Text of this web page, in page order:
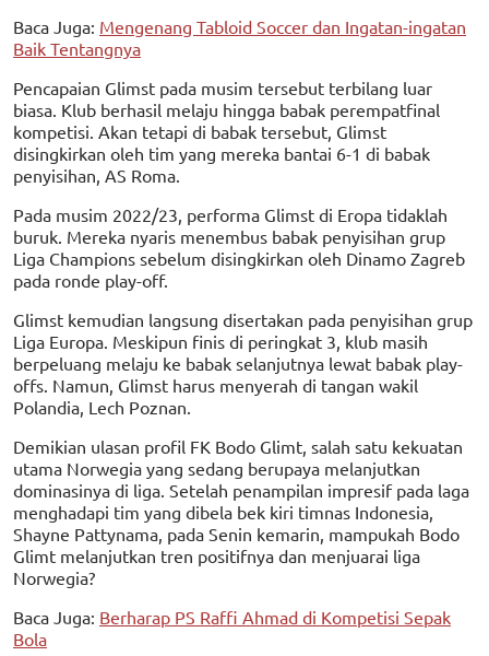
Baca Juga: Mengenang Tabloid Soccer dan Ingatan-ingatan
Baik Tentangnya
Pencapaian Glimst pada musim tersebut terbilang luar
biasa. Klub berhasil melaju hingga babak perempatfinal
kompetisi. Akan tetapi di babak tersebut, Glimst
disingkirkan oleh tim yang mereka bantai 6-1 di babak
penyisihan, AS Roma.
Pada musim 2022/23, performa Glimst di Eropa tidaklah
buruk. Mereka nyaris menembus babak penyisihan grup
Liga Champions sebelum disingkirkan oleh Dinamo Zagreb
pada ronde play-off.
Glimst kemudian langsung disertakan pada penyisihan grup
Liga Europa. Meskipun finis di peringkat 3, klub masih
berpeluang melaju ke babak selanjutnya lewat babak play-
offs. Namun, Glimst harus menyerah di tangan wakil
Polandia, Lech Poznan.
Demikian ulasan profil FK Bodo Glimt, salah satu kekuatan
utama Norwegia yang sedang berupaya melanjutkan
dominasinya di liga. Setelah penampilan impresif pada laga
menghadapi tim yang dibela bek kiri timnas Indonesia,
Shayne Pattynama, pada Senin kemarin, mampukah Bodo
Glimt melanjutkan tren positifnya dan menjuarai liga
Norwegia?
Baca Juga: Berharap PS Raffi Ahmad di Kompetisi Sepak
Bola